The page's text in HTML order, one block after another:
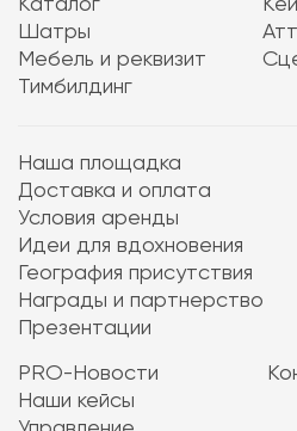
Каталог
Шатры
Мебель и реквизит
Тимбилдинг
Наша площадка
Доставка и оплата
Условия аренды
Идеи для вдохновения
География присутствия
Награды и партнерство
Презентации
PRO-Новости
Наши кейсы